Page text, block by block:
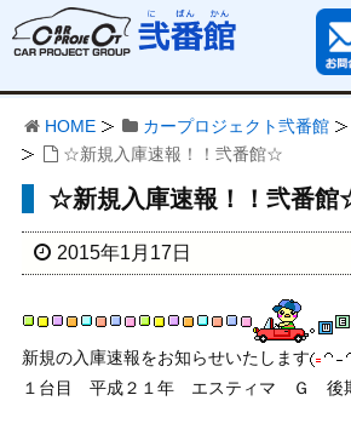
HOME カープロジェクト弐番館
☆新規入庫速報！！弐番館☆
☆新規入庫速報！！弐番
2015年1月17日
新規の入庫速報をお知らせいたします
１台目　平成２１年　エスティマ　Ｇ　